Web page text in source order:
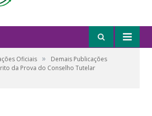
Oficiais »
Demais Publicações
da Prova do Conselho Tutelar